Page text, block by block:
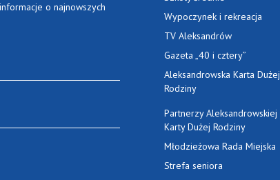
o najnowszych
Wypoczynek i rekreacja
TV Aleksandrów
Gazeta „40 i cztery”
Aleksandrowska Karta Dużej
Rodziny
Partnerzy Aleksandrowskiej
Karty Dużej Rodziny
Młodzieżowa Rada Miejska
Strefa seniora